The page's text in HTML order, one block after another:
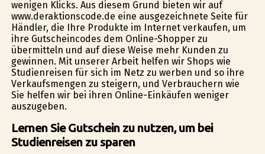
wenigen Klicks. Aus diesem Grund bieten wir auf
www.deraktionscode.de eine ausgezeichnete Seite für
Händler, die Ihre Produkte im Internet verkaufen, um
ihre Gutscheincodes dem Online-Shopper zu
übermitteln und auf diese Weise mehr Kunden zu
gewinnen. Mit unserer Arbeit helfen wir Shops wie
Studienreisen für sich im Netz zu werben und so ihre
Verkaufsmengen zu steigern, und Verbrauchern wie
Sie helfen wir bei ihren Online-Einkäufen weniger
auszugeben.
Lernen Sie Gutschein zu nutzen, um bei
Studienreisen zu sparen